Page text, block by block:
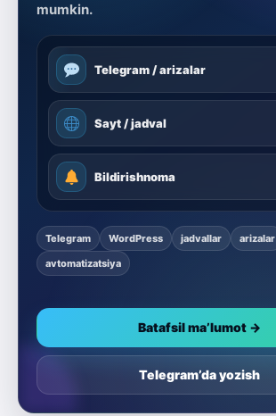
mumkin.
Telegram / arizalar
Sayt / jadval
Bildirishnoma
Telegram WordPress jadvallar
arizalar
avtomatizatsiya
Batafsil ma’lumot →
Telegram’da yozish